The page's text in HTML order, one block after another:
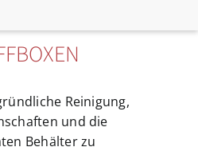
Reinigung,
und die
Behälter zu